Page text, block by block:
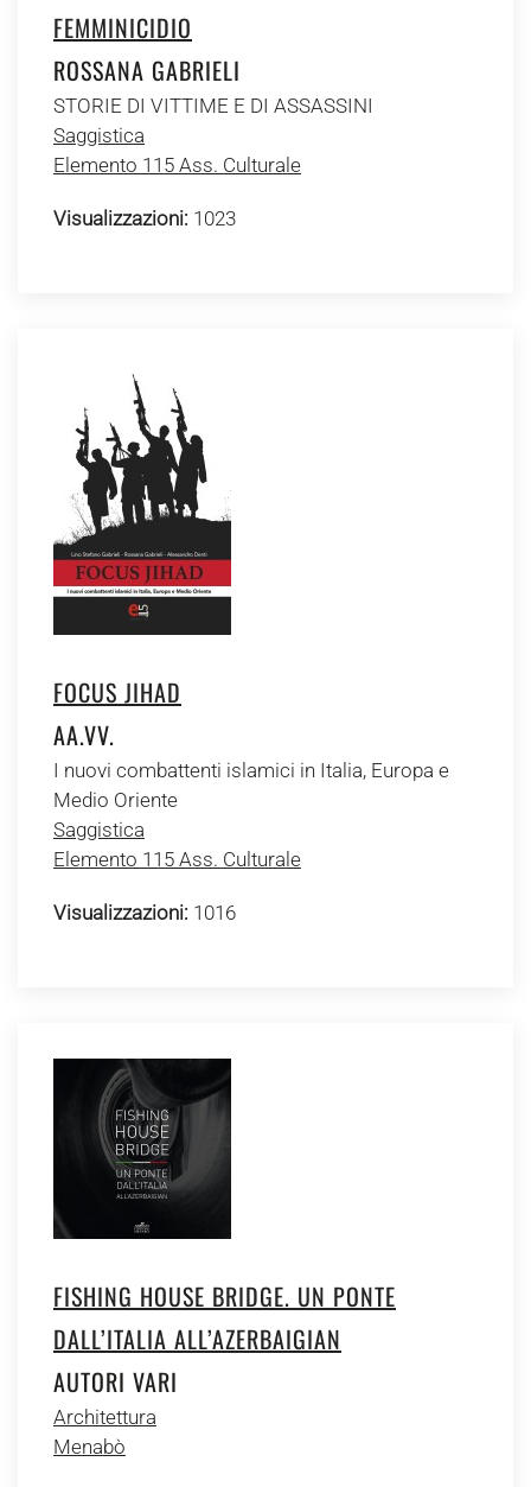
FEMMINICIDIO
ROSSANA GABRIELI
STORIE DI VITTIME E DI ASSASSINI
Saggistica
Elemento 115 Ass. Culturale
Visualizzazioni: 1023
FOCUS JIHAD
AA.VV.
I nuovi combattenti islamici in Italia, Europa e
Medio Oriente
Saggistica
Elemento 115 Ass. Culturale
Visualizzazioni: 1016
FISHING HOUSE BRIDGE. UN PONTE
DALL’ITALIA ALL’AZERBAIGIAN
AUTORI VARI
Architettura
Menabò